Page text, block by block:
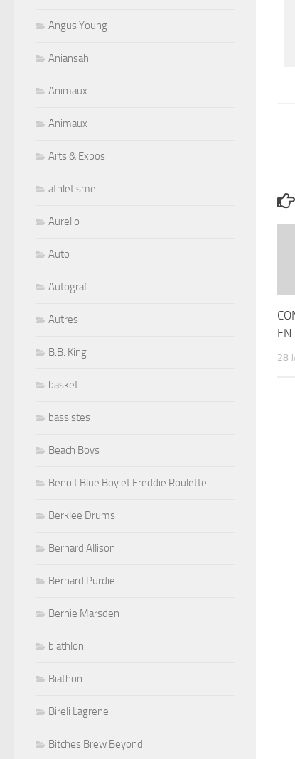
EN
28
Angus Young
Aniansah
Animaux
Animaux
Arts & Expos
athletisme
Aurelio
Auto
Autograf
Autres
B.B. King
basket
bassistes
Beach Boys
Benoit Blue Boy et Freddie Roulette
Berklee Drums
Bernard Allison
Bernard Purdie
Bernie Marsden
biathlon
Biathon
Bireli Lagrene
Bitches Brew Beyond